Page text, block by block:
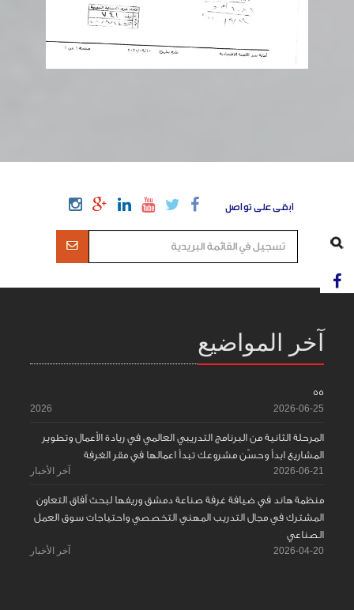
ابقى على تواصل
آخر المواضيع
55
2026-06-25
2026
المرحلة الثانية من البرنامج التدريبي العالمي في ريادة الأعمال وتطوير
المشاريع ابدأ وحسّن مشروعك تبدأ اعمالها في مقر الغرفة
2026-06-21 آخر الأخبار
منظمة هاند في ضيافة غرفة صناعة دمشق وريفها لبحث آفاق التعاون
المشترك في مجال التدريب المهني التخصصي واحتياجات سوق العمل
الصناعي
2026-04-20 آخر الأخبار